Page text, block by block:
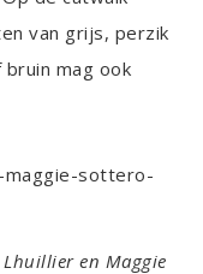
van grijs, perzik
mag ook
Lhuillier en Maggie